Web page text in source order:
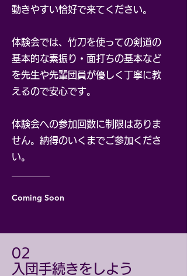
動きやすい恰好で来てください。
​体験会では、竹刀を使っての剣道の
基本的な素振り・面打ちの基本など
を先生や先輩団員が優しく丁寧に教
えるので安心です。
​体験会への参加回数に制限はありま
せん。納得のいくまでご参加くださ
い。
Coming Soon
​02
​入団手続きをしよう